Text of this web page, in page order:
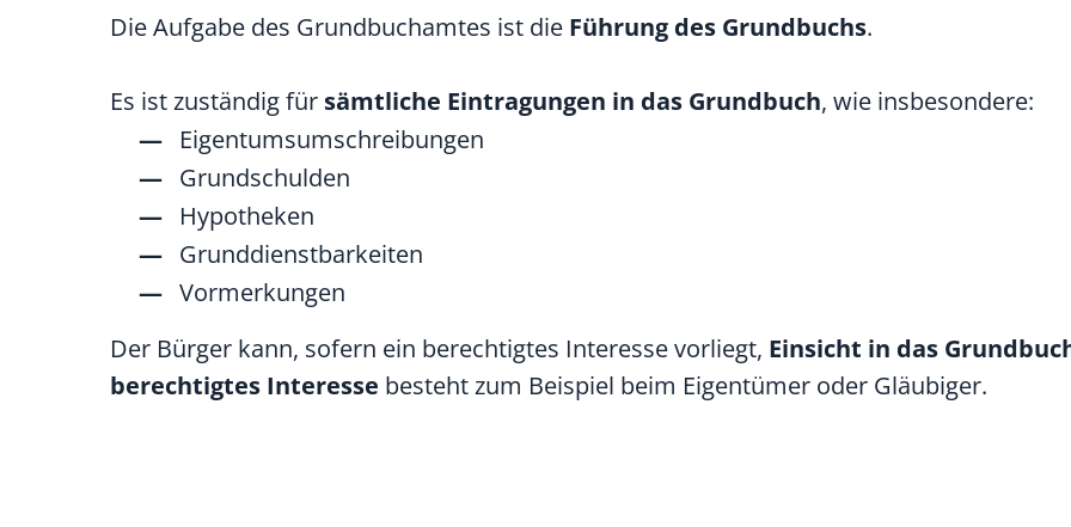
Die Aufgabe des Grundbuchamtes ist die Führung des Grundbuchs.
Es ist zuständig für sämtliche Eintragungen in das Grundbuch, wie insbesondere:
Eigentumsumschreibungen
Grundschulden
Hypotheken
Grunddienstbarkeiten
Vormerkungen
Der Bürger kann, sofern ein berechtigtes Interesse vorliegt, Einsicht in das
berechtigtes Interesse besteht zum Beispiel beim Eigentümer oder Gläubiger.